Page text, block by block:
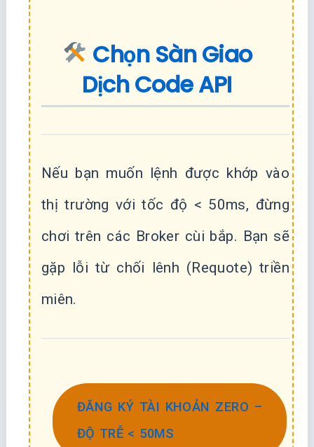
Chọn Sàn Giao
Dịch Code API
Nếu bạn muốn lệnh được khớp vào
thị trường với tốc độ < 50ms, đừng
chơi trên các Broker cùi bắp. Bạn sẽ
gặp lỗi từ chối lênh (Requote) triền
miên.
ĐĂNG KÝ TÀI KHOẢN ZERO –
ĐỘ TRỄ < 50MS